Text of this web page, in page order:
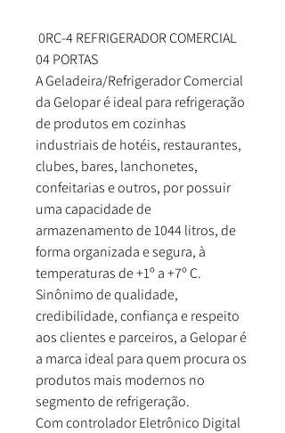
0RC-4 REFRIGERADOR COMERCIAL
04 PORTAS
A Geladeira/Refrigerador Comercial
da Gelopar é ideal para refrigeração
de produtos em cozinhas
industriais de hotéis, restaurantes,
clubes, bares, lanchonetes,
confeitarias e outros, por possuir
uma capacidade de
armazenamento de 1044 litros, de
forma organizada e segura, à
temperaturas de +1º a +7º C.
Sinônimo de qualidade,
credibilidade, confiança e respeito
aos clientes e parceiros, a Gelopar é
a marca ideal para quem procura os
produtos mais modernos no
segmento de refrigeração.
Com controlador Eletrônico Digital